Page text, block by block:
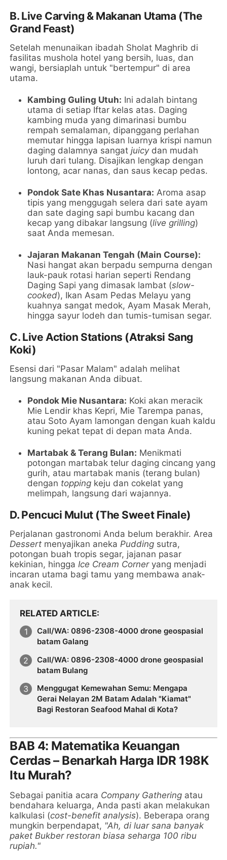
B. Live Carving & Makanan Utama (The
Grand Feast)
Setelah menunaikan ibadah Sholat Maghrib di
fasilitas mushola hotel yang bersih, luas, dan
wangi, bersiaplah untuk "bertempur" di area
utama.
Kambing Guling Utuh: Ini adalah bintang
utama di setiap Iftar kelas atas. Daging
kambing muda yang dimarinasi bumbu
rempah semalaman, dipanggang perlahan
memutar hingga lapisan luarnya krispi namun
daging dalamnya sangatjuicydan mudah
luruh dari tulang. Disajikan lengkap dengan
lontong, acar nanas, dan saus kecap pedas.
Pondok Sate Khas Nusantara: Aroma asap
tipis yang menggugah selera dari sate ayam
dan sate daging sapi bumbu kacang dan
kecap yang dibakar langsung (live grilling)
saat Anda memesan.
Jajaran Makanan Tengah (Main Course):
Nasi hangat akan berpadu sempurna dengan
lauk-pauk rotasi harian seperti Rendang
Daging Sapi yang dimasak lambat (slow-
cooked), Ikan Asam Pedas Melayu yang
kuahnya sangat medok, Ayam Masak Merah,
hingga sayur lodeh dan tumis-tumisan segar.
C. Live Action Stations (Atraksi Sang
Koki)
Esensi dari "Pasar Malam" adalah melihat
langsung makanan Anda dibuat.
Pondok Mie Nusantara: Koki akan meracik
Mie Lendir khas Kepri, Mie Tarempa panas,
atau Soto Ayam lamongan dengan kuah kaldu
kuning pekat tepat di depan mata Anda.
Martabak & Terang Bulan: Menikmati
potongan martabak telur daging cincang yang
gurih, atau martabak manis (terang bulan)
dengan topping keju dan cokelat yang
melimpah, langsung dari wajannya.
D. Pencuci Mulut (The Sweet Finale)
Perjalanan gastronomi Anda belum berakhir. Area
Dessert menyajikan aneka Pudding sutra,
potongan buah tropis segar, jajanan pasar
kekinian, hingga Ice Cream Corneryang menjadi
incaran utama bagi tamu yang membawa anak-
anak kecil.
RELATED ARTICLE
Call/WA: 0896-2308-4000 drone geospasial
batam Galang
Call/WA: 0896-2308-4000 drone geospasial
batam Bulang
Menggugat Kemewahan Semu: Mengapa
Gerai Nelayan 2M Batam Adalah "Kiamat"
Bagi Restoran Seafood Mahal di Kota?
BAB 4: Matematika Keuangan
Cerdas – Benarkah Harga IDR 198K
Itu Murah?
Sebagai panitia acara Company Gathering atau
bendahara keluarga, Anda pasti akan melakukan
kalkulasi (cost-benefit analysis). Beberapa orang
mungkin berpendapat, "Ah, di luar sana banyak
paket Bukber restoran biasa seharga 100 ribu
rupiah."